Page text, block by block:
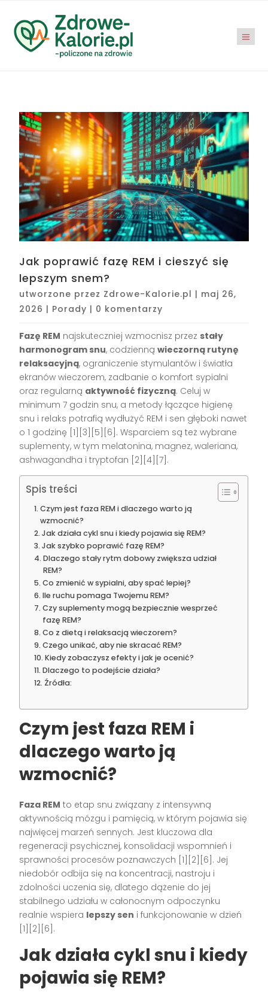
Jak poprawić fazę REM i cieszyć się
lepszym snem?
utworzone przez Zdrowe-Kalorie.pl | maj 26,
2026 | Porady | 0 komentarzy
Fazę REM najskuteczniej wzmocnisz przez stały
harmonogram snu, codziennąwieczorną rutynę
relaksacyjną, ograniczenie stymulantów i światła
ekranów wieczorem, zadbanie o komfort sypialni
oraz regularną aktywność fizyczną. Celuj w
minimum 7 godzin snu, a metody łączące higienę
snu i relaks potrafią wydłużyć REM i sen głęboki nawet
o 1 godzinę [1][3][5][6]. Wsparciem są też wybrane
suplementy, w tym melatonina, magnez, waleriana,
ashwagandha i tryptofan [2][4][7].
Spis treści
Czym jest faza REM i dlaczego warto ją
wzmocnić?
Jak działa cykl snu i kiedy pojawia się REM?
Jak szybko poprawić fazę REM?
Dlaczego stały rytm dobowy zwiększa udział
REM?
Co zmienić w sypialni, aby spać lepiej?
Ile ruchu pomaga Twojemu REM?
Czy suplementy mogą bezpiecznie wesprzeć
fazę REM?
Co z dietą i relaksacją wieczorem?
Czego unikać, aby nie skracać REM?
Kiedy zobaczysz efekty i jak je ocenić?
Dlaczego to podejście działa?
Źródła:
Czym jest faza REM i
dlaczego warto ją
wzmocnić?
Faza REM to etap snu związany z intensywną
aktywnością mózgu i pamięcią, w którym pojawia się
najwięcej marzeń sennych. Jest kluczowa dla
regeneracji psychicznej, konsolidacji wspomnień i
sprawności procesów poznawczych [1][2][6]. Jej
niedobór odbija się na koncentracji, nastroju i
zdolności uczenia się, dlatego dążenie do jej
stabilnego udziału w całonocnym odpoczynku
realnie wspiera lepszy sen i funkcjonowanie w dzień
[1][2][6].
Jak działa cykl snu i kiedy
pojawia się REM?